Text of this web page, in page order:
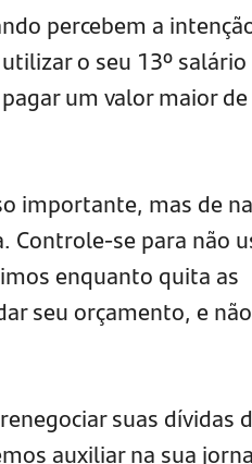
percebem a
o seu 13º salário
um valor maior
importante, mas de
Controle-se para não
enquanto quita as
seu orçamento, e
suas dívidas
auxiliar na sua